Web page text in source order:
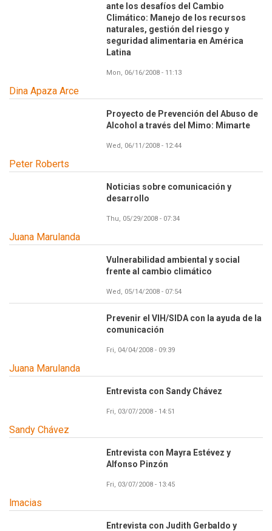
ante los desafíos del Cambio
Climático: Manejo de los recursos
naturales, gestión del riesgo y
seguridad alimentaria en América
Latina
Mon, 06/16/2008 - 11:13
Dina Apaza Arce
Proyecto de Prevención del Abuso de
Alcohol a través del Mimo: Mimarte
Wed, 06/11/2008 - 12:44
Peter Roberts
Noticias sobre comunicación y
desarrollo
Thu, 05/29/2008 - 07:34
Juana Marulanda
Vulnerabilidad ambiental y social
frente al cambio climático
Wed, 05/14/2008 - 07:54
Prevenir el VIH/SIDA con la ayuda de la
comunicación
Fri, 04/04/2008 - 09:39
Juana Marulanda
Entrevista con Sandy Chávez
Fri, 03/07/2008 - 14:51
Sandy Chávez
Entrevista con Mayra Estévez y
Alfonso Pinzón
Fri, 03/07/2008 - 13:45
lmacias
Entrevista con Judith Gerbaldo y